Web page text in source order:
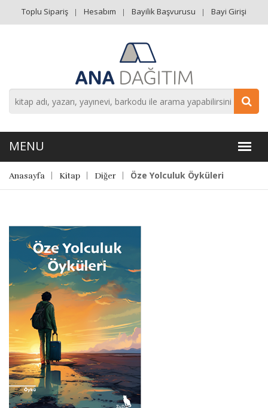
Toplu Sipariş Hesabım Bayilik Başvurusu Bayi Girişi
Anasayfa Kitap Diğer Öze Yolculuk Öyküleri